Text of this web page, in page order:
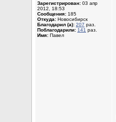
Зарегистрирован: 03 апр
2012, 18:53
Сообщения: 185
Откуда: Новосибирск
Благодарил (а): 207 раз.
Поблагодарили: 141 раз.
Имя: Павел